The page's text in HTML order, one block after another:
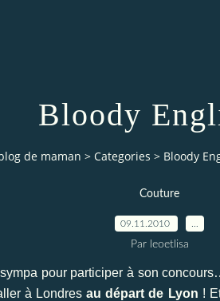
Bloody
de maman > Categories > Bloody
Couture
09.11.2010
Par leoetlisa
sympa pour participer à sonconcours
à Londresau départ de Lyon !